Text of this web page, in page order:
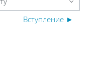
Вступление ►